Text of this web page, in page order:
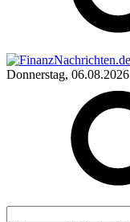
Donnerstag, 06.08.2026